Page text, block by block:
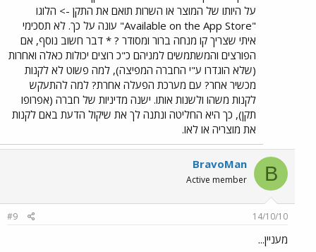
על היותו של המוצר או השרות תואם את התקן -> הלוגו
"Available on the App Store" עונה על כך. לא תסכימי
איתי שצריך קו מנחה ברור ומסודר ? * דבר חשוב נוסף, אם
הפורצים והמשתמשים למניהם כ"כ רוצים יכולות כאלה ואחרות
(שלא הוגדרו ע"י החברה המפיצה), למה פשוט לא לקנות
מכשיר אחר? עם מערכת הפעלה אחרת? למה להתעקש
לקנות משהו ולשנות אותו. ישנה מדיניות של חברה (אפרופו
תקן), כך היא החליטה ונתנה לך את שיקול הדעת באם לקנות
את מוצריה או לאו.
B
BravoMan
Active member
14/10/10
#9
מעניין...